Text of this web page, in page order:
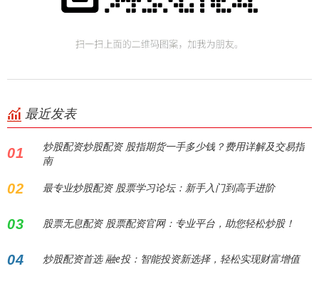
最近发表
01
炒股配资炒股配资 股指期货一手多少钱？费用详解及交易指
南
02 最专业炒股配资 股票学习论坛：新手入门到高手进阶
03 股票无息配资 股票配资官网：专业平台，助您轻松炒股！
04 炒股配资首选 融e投：智能投资新选择，轻松实现财富增值